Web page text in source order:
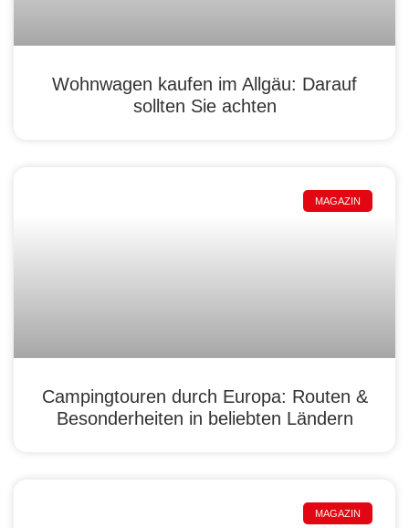
Wohnwagen kaufen im Allgäu: Darauf
sollten Sie achten
MAGAZIN
Campingtouren durch Europa: Routen &
Besonderheiten in beliebten Ländern
MAGAZIN